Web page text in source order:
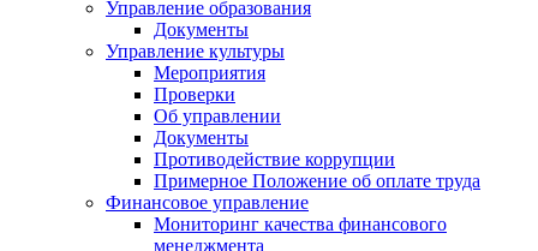
Управление образования
Документы
Управление культуры
Мероприятия
Проверки
Об управлении
Документы
Противодействие коррупции
Примерное Положение об оплате труда
Финансовое управление
Мониторинг качества финансового
менеджмента